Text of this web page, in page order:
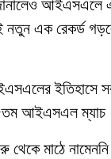
আইএসএলে
এক রেকর্ড
ইতিহাসে
আইএসএল
মাঠে নামেননি